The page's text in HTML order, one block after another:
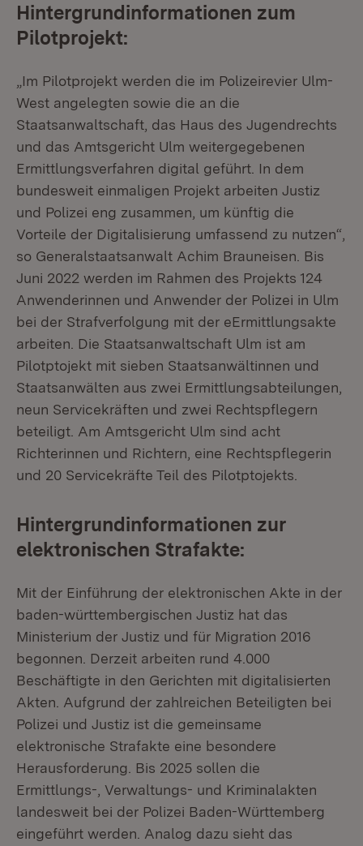
Hintergrundinformationen zum
Pilotprojekt:
„Im Pilotprojekt werden die im Polizeirevier Ulm-
West angelegten sowie die an die
Staatsanwaltschaft, das Haus des Jugendrechts
und das Amtsgericht Ulm weitergegebenen
Ermittlungsverfahren digital geführt. In dem
bundesweit einmaligen Projekt arbeiten Justiz
und Polizei eng zusammen, um künftig die
Vorteile der Digitalisierung umfassend zu nutzen“,
so Generalstaatsanwalt Achim Brauneisen. Bis
Juni 2022 werden im Rahmen des Projekts 124
Anwenderinnen und Anwender der Polizei in Ulm
bei der Strafverfolgung mit der eErmittlungsakte
arbeiten. Die Staatsanwaltschaft Ulm ist am
Pilotptojekt mit sieben Staatsanwältinnen und
Staatsanwälten aus zwei Ermittlungsabteilungen,
neun Servicekräften und zwei Rechtspflegern
beteiligt. Am Amtsgericht Ulm sind acht
Richterinnen und Richtern, eine Rechtspflegerin
und 20 Servicekräfte Teil des Pilotptojekts.
Hintergrundinformationen zur
elektronischen Strafakte:
Mit der Einführung der elektronischen Akte in der
baden-württembergischen Justiz hat das
Ministerium der Justiz und für Migration 2016
begonnen. Derzeit arbeiten rund 4.000
Beschäftigte in den Gerichten mit digitalisierten
Akten. Aufgrund der zahlreichen Beteiligten bei
Polizei und Justiz ist die gemeinsame
elektronische Strafakte eine besondere
Herausforderung. Bis 2025 sollen die
Ermittlungs-, Verwaltungs- und Kriminalakten
landesweit bei der Polizei Baden-Württemberg
eingeführt werden. Analog dazu sieht das